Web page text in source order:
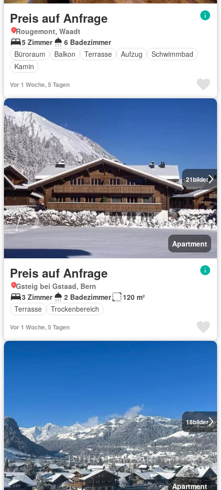
Preis auf Anfrage
Rougemont, Waadt
5 Zimmer
6 Badezimmer
Büroraum
Balkon Terrasse Aufzug
Schwimmbad
Kamin
Vor 1 Woche, 5 Tagen
21bilder
Apartment
Preis auf Anfrage
Gsteig bei Gstaad, Bern
3 Zimmer
2 Badezimmer
120 m²
Terrasse
Trockenbereich
Vor 1 Woche, 5 Tagen
18bilder
Apartment